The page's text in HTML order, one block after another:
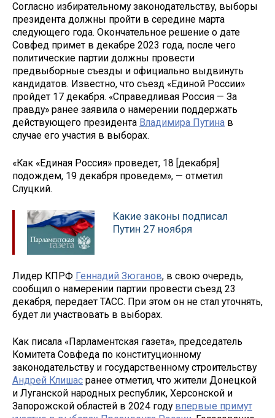
Согласно избирательному законодательству, выборы
президента должны пройти в середине марта
следующего года. Окончательное решение о дате
Совфед примет в декабре 2023 года, после чего
политические партии должны провести
предвыборные съезды и официально выдвинуть
кандидатов. Известно, что съезд «Единой России»
пройдет 17 декабря. «Справедливая Россия — За
правду» ранее заявила о намерении поддержать
действующего президента Владимира Путина в
случае его участия в выборах.
«Как «Единая Россия» проведет, 18 [декабря]
подождем, 19 декабря проведем», — отметил
Слуцкий.
Какие законы подписал
Путин 27 ноября
Лидер КПРФ Геннадий Зюганов, в свою очередь,
сообщил о намерении партии провести съезд 23
декабря, передает ТАСС. При этом он не стал уточнять,
будет ли участвовать в выборах.
Как писала «Парламентская газета», председатель
Комитета Совфеда по конституционному
законодательству и государственному строительству
Андрей Клишас ранее отметил, что жители Донецкой
и Луганской народных республик, Херсонской и
Запорожской областей в 2024 году впервые примут